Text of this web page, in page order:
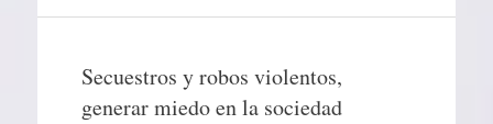
Secuestros y robos violentos,
generar miedo en la sociedad